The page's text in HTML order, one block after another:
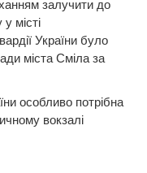
залучити до
місті
України було
міста Сміла за
особливо потрібна
вокзалі